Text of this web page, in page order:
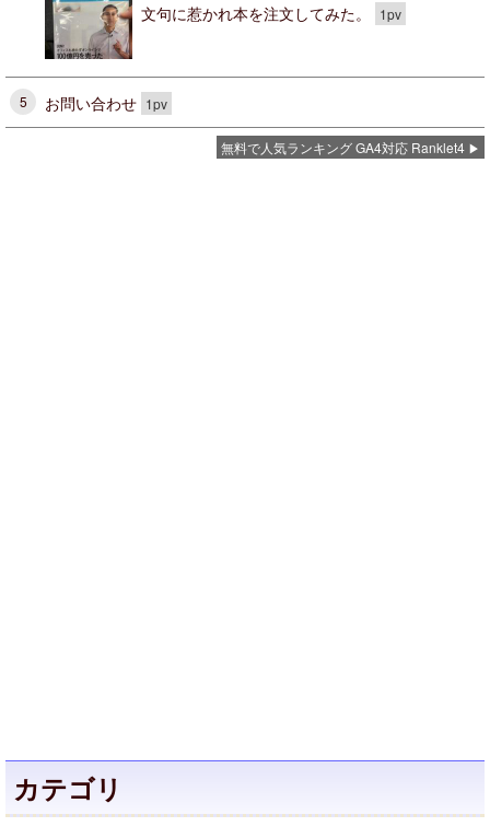
文句に惹かれ本を注文してみた。
1pv
5 お問い合わせ 1pv
無料で人気ランキング GA4対応 Ranklet4
カテゴリ